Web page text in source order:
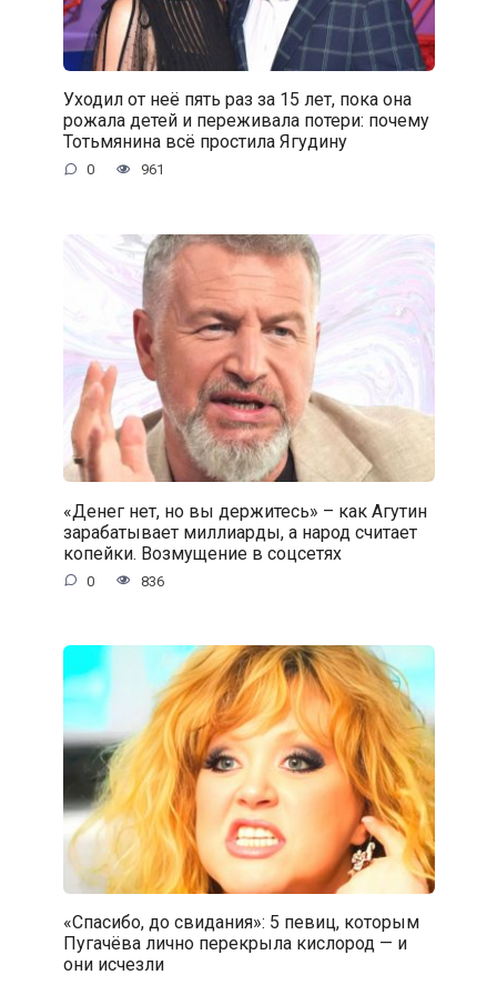
Уходил от неё пять раз за 15 лет, пока она
рожала детей и переживала потери: почему
Тотьмянина всё простила Ягудину
0 961
«Денег нет, но вы держитесь» – как Агутин
зарабатывает миллиарды, а народ считает
копейки. Возмущение в соцсетях
0 836
«Спасибо, до свидания»: 5 певиц, которым
Пугачёва лично перекрыла кислород — и
они исчезли